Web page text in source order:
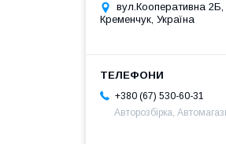
вул.Кооперативна 2Б,
Кременчук, Україна
+380 (67) 530-60-31
Авторозбірка,